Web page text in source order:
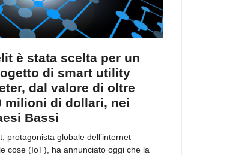
è stata scelta per un
di smart utility
dal valore di oltre
milioni di dollari, nei
Bassi
protagonista globale dell’internet
cose (IoT), ha annunciato oggi che la